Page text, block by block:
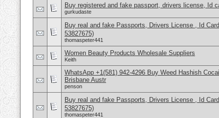
Buy registered and fake passport, drivers license, Id
gurkudaste
Buy real and fake Passports, Drivers License , Id
53827675)
thomaspeter441
Women Beauty Products Wholesale Suppliers
Keith
WhatsApp +1(581) 942-4296 Buy Weed Hashish
Brisbane Austr
penson
Buy real and fake Passports, Drivers License , Id
53827675)
thomaspeter441